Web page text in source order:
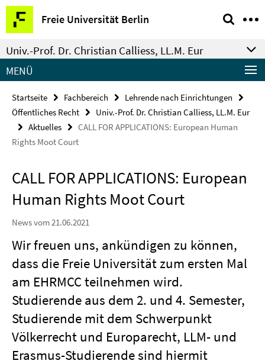
Springe
direkt
zu
Inhalt
Freie Universität Berlin
Service-
Navigation
Univ.-Prof. Dr. Christian Calliess, LL.M. Eur
MENÜ
Startseite Fachbereich
Lehrende nach Einrichtungen
Öffentliches Recht
Univ.-Prof. Dr. Christian Calliess, LL.M. Eur
Aktuelles
CALL FOR APPLICATIONS: European Human
Rights Moot Court
CALL FOR APPLICATIONS: European
Human Rights Moot Court
News vom 21.06.2021
Wir freuen uns, ankündigen zu können,
dass die Freie Universität zum ersten Mal
am EHRMCC teilnehmen wird.
Studierende aus dem 2. und 4. Semester,
Studierende mit dem Schwerpunkt
Völkerrecht und Europarecht, LLM- und
Erasmus-Studierende sind hiermit